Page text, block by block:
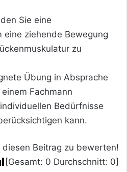
Sie eine
eine ziehende Bewegung
zu
Übung in Absprache
Fachmann
Bedürfnisse
kann.
diesen Beitrag zu bewerten!
[Gesamt: 0 Durchschnitt: 0]